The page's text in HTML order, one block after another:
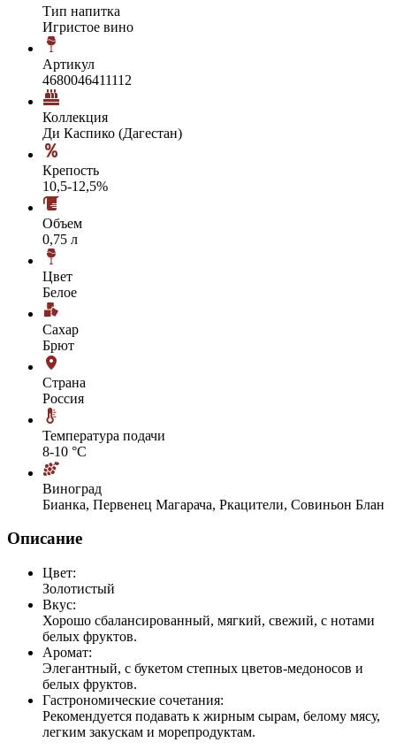
Тип напитка
Игристое вино
Артикул
4680046411112
Коллекция
Ди Каспико (Дагестан)
Крепость
10,5-12,5%
Объем
0,75 л
Цвет
Белое
Сахар
Брют
Страна
Россия
Температура подачи
8-10 °С
Виноград
Бианка, Первенец Магарача, Ркацители, Совиньон Блан
Описание
Цвет:
Золотистый
Вкус:
Хорошо сбалансированный, мягкий, свежий, с нотами
белых фруктов.
Аромат:
Элегантный, с букетом степных цветов-медоносов и
белых фруктов.
Гастрономические сочетания:
Рекомендуется подавать к жирным сырам, белому мясу,
легким закускам и морепродуктам.